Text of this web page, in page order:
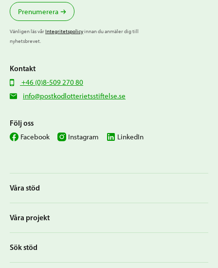
Våra stöd
Våra projekt
Sök stöd
Prenumerera
Vänligen läs vårIntegritetspolicyinnan du anmäler dig till
nyhetsbrevet.
Kontakt
+46 (0)8-509 270 80
info@postkodlotterietsstiftelse.se
Följ oss
Facebook Instagram LinkedIn